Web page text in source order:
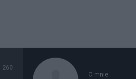
260
O mnie